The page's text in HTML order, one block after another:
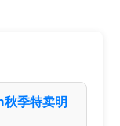
季特卖明